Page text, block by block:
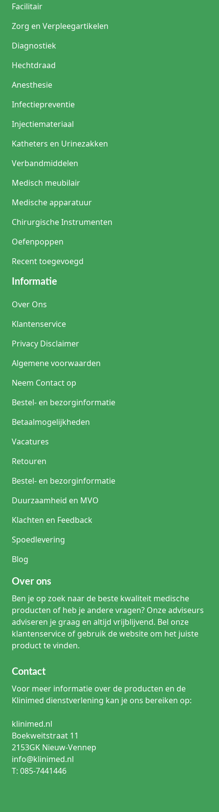
Facilitair
Zorg en Verpleegartikelen
Diagnostiek
Hechtdraad
Anesthesie
Infectiepreventie
Injectiemateriaal
Katheters en Urinezakken
Verbandmiddelen
Medisch meubilair
Medische apparatuur
Chirurgische Instrumenten
Oefenpoppen
Recent toegevoegd
Informatie
Over Ons
Klantenservice
Privacy Disclaimer
Algemene voorwaarden
Neem Contact op
Bestel- en bezorginformatie
Betaalmogelijkheden
Vacatures
Retouren
Bestel- en bezorginformatie
Duurzaamheid en MVO
Klachten en Feedback
Spoedlevering
Blog
Over ons
Ben je op zoek naar de beste kwaliteit medische
producten of heb je andere vragen? Onze adviseurs
adviseren je graag en altijd vrijblijvend. Bel onze
klantenservice of gebruik de website om het juiste
product te vinden.
Contact
Voor meer informatie over de producten en de
Klinimed dienstverlening kan je ons bereiken op:
klinimed.nl
Boekweitstraat 11
2153GK Nieuw-Vennep
info@klinimed.nl
T: 085-7441446